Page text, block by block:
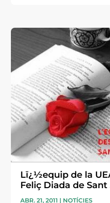
Lï¿½equip de la
Feliç Diada de
ABR. 21, 2011 | NOTÍCIES